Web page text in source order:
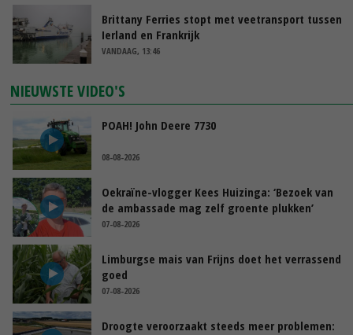
Brittany Ferries stopt met veetransport tussen
Ierland en Frankrijk
VANDAAG, 13:46
NIEUWSTE VIDEO'S
POAH! John Deere 7730
08-08-2026
Oekraïne-vlogger Kees Huizinga: ‘Bezoek van
de ambassade mag zelf groente plukken’
07-08-2026
Limburgse mais van Frijns doet het verrassend
goed
07-08-2026
Droogte veroorzaakt steeds meer problemen: